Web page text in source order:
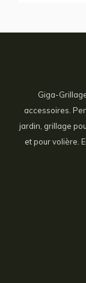
Giga-
accessoires.
jardin, grillage
et pour volière.